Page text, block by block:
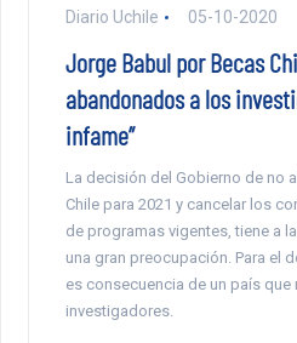
Diario Uchile 05-10-2020
Jorge Babul por Becas
abandonados a los
infame”
La decisión del Gobierno de no
Chile para 2021 y cancelar los
de programas vigentes, tiene a
una gran preocupación. Para el
es consecuencia de un país que
investigadores.